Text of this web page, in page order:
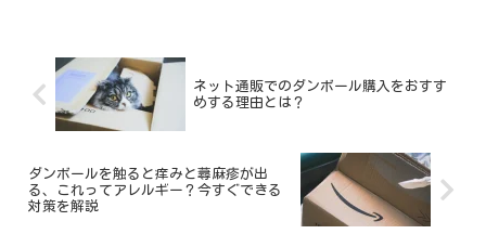
ネット通販でのダンボール購入をおすす
めする理由とは？
ダンボールを触ると痒みと蕁麻疹が出
る、これってアレルギー？今すぐできる
対策を解説